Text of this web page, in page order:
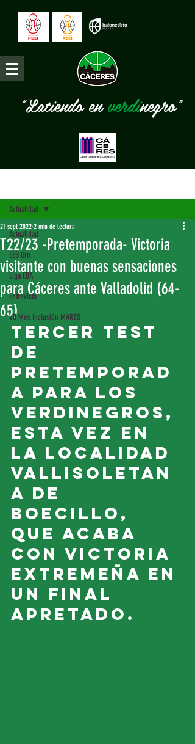
"Latiendo enverdinegro"
Actualidad
LEB Oro
Liga EBA
Entrevista
VII Mes Inclusión MARZO
Actualidad
T22/23 -Pretemporada- Victoria
visitante con buenas sensaciones
para Cáceres ante Valladolid (64-
65)
21 sept 2022 2 min de lectura
Tercer test
de
pretemporad
a para los
verdinegros,
esta vez en
la localidad
vallisoletan
a de
Boecillo,
que acaba
con victoria
extremeña en
un final
apretado.